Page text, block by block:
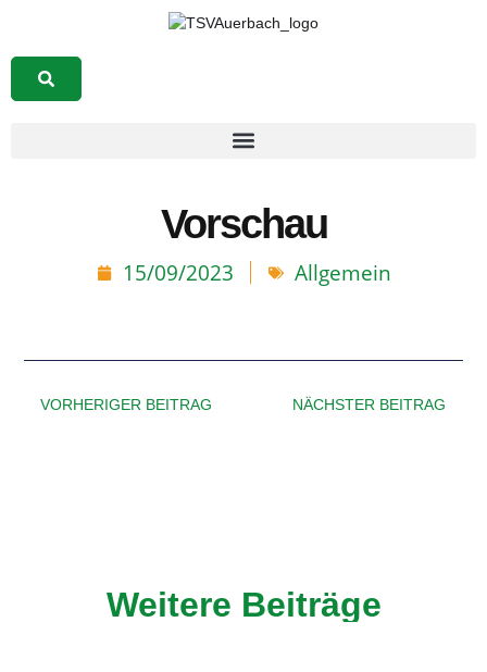
Suchen
Vorschau
15/09/2023 Allgemein
VORHERIGER BEITRAG NÄCHSTER BEITRAG
Weitere Beiträge